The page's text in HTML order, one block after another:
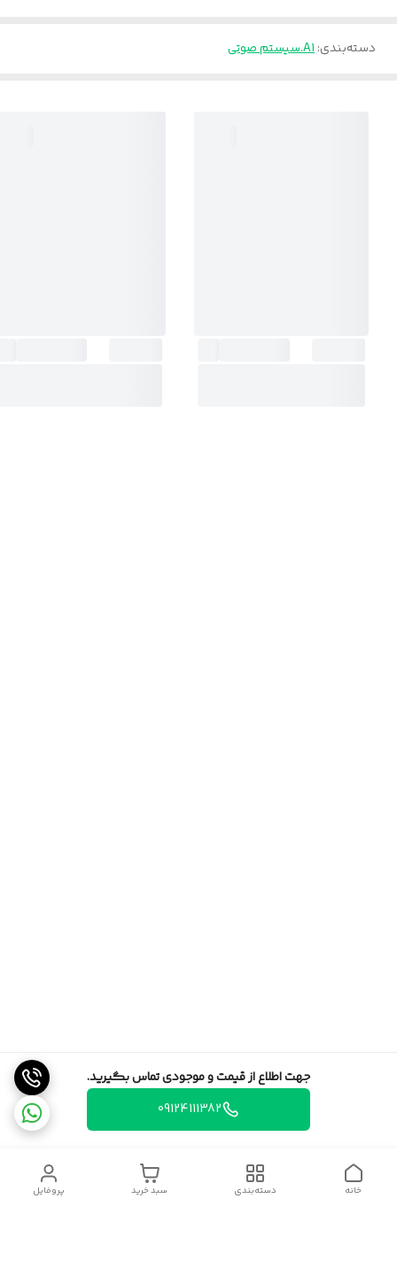
جهت اطلاع از قیمت و موجودی تماس بگیرید.
09124111382
دسته‌بندی:A1.سیستم صوتی
پروفایل سبد خرید دسته‌بندی خانه